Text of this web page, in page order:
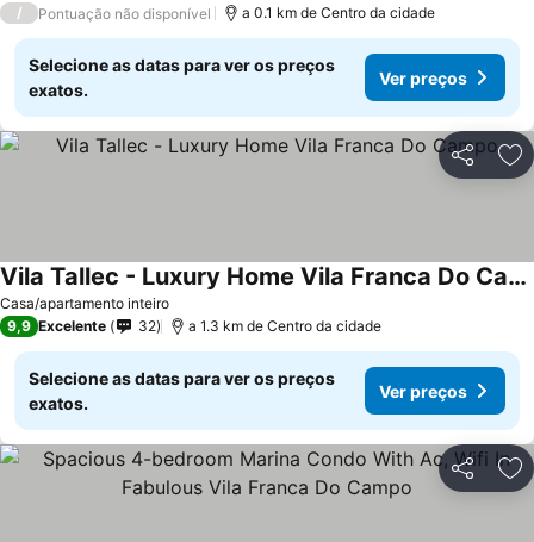
/ Pontuação não disponível a 0.1 km de Centro da cidade
Selecione as datas para ver os preços
exatos.
Ver preços
Partilhar
Casa/apartamento inteiro
Vila Tallec - Luxury Home Vila Franca Do Campo
9,9 Excelente 32 a 1.3 km de Centro da cidade
Selecione as datas para ver os preços
exatos.
Ver preços
Partilhar